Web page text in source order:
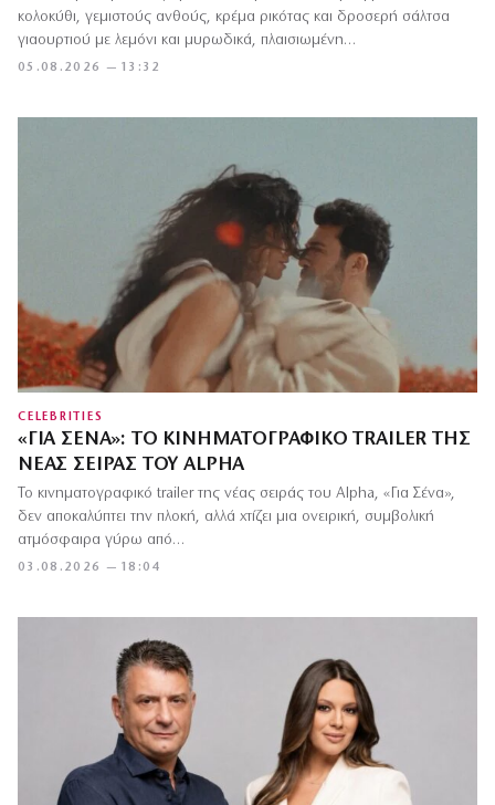
05.08.2026 — 13:32
κολοκύθι, γεμιστούς ανθούς, κρέμα ρικότας και δροσερή σάλτσα
γιαουρτιού με λεμόνι και μυρωδικά, πλαισιωμένη…
CELEBRITIES
«ΓΙΑ ΣΈΝΑ»: ΤΟ ΚΙΝΗΜΑΤΟΓΡΑΦΙΚΌ TRAILER ΤΗΣ
ΝΈΑΣ ΣΕΙΡΆΣ ΤΟΥ ALPHA
03.08.2026 — 18:04
Το κινηματογραφικό trailer της νέας σειράς του Alpha, «Για Σένα»,
δεν αποκαλύπτει την πλοκή, αλλά χτίζει μια ονειρική, συμβολική
ατμόσφαιρα γύρω από…